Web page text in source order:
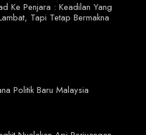
Ke Penjara : Keadilan Yang
Tapi Tetap Bermakna
Politik Baru Malaysia